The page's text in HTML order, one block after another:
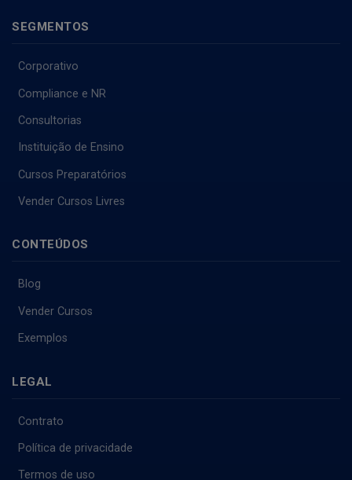
SEGMENTOS
Corporativo
Compliance e NR
Consultorias
Instituição de Ensino
Cursos Preparatórios
Vender Cursos Livres
CONTEÚDOS
Blog
Vender Cursos
Exemplos
LEGAL
Contrato
Política de privacidade
Termos de uso